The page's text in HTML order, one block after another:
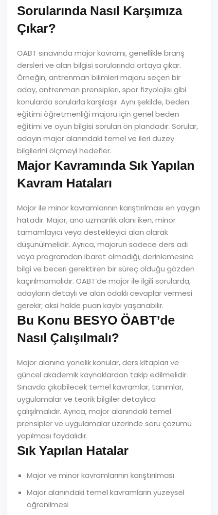
Sorularında Nasıl Karşımıza
Çıkar?
ÖABT sınavında major kavramı, genellikle branş
dersleri ve alan bilgisi sorularında ortaya çıkar.
Örneğin, antrenman bilimleri majoru seçen bir
aday, antrenman prensipleri, spor fizyolojisi gibi
konularda sorularla karşılaşır. Aynı şekilde, beden
eğitimi öğretmenliği majoru için genel beden
eğitimi ve oyun bilgisi soruları ön plandadır. Sorular,
adayın major alanındaki temel ve ileri düzey
bilgilerini ölçmeyi hedefler.
Major Kavramında Sık Yapılan
Kavram Hataları
Major ile minor kavramlarının karıştırılması en yaygın
hatadır. Major, ana uzmanlık alanı iken, minor
tamamlayıcı veya destekleyici alan olarak
düşünülmelidir. Ayrıca, majorun sadece ders adı
veya programdan ibaret olmadığı, derinlemesine
bilgi ve beceri gerektiren bir süreç olduğu gözden
kaçırılmamalıdır. ÖABT’de major ile ilgili sorularda,
adayların detaylı ve alan odaklı cevaplar vermesi
gerekir; aksi halde puan kaybı yaşanabilir.
Bu Konu BESYO ÖABT’de
Nasıl Çalışılmalı?
Major alanına yönelik konular, ders kitapları ve
güncel akademik kaynaklardan takip edilmelidir.
Sınavda çıkabilecek temel kavramlar, tanımlar,
uygulamalar ve teorik bilgiler detaylıca
çalışılmalıdır. Ayrıca, major alanındaki temel
prensipler ve uygulamalar üzerinde soru çözümü
yapılması faydalıdır.
Sık Yapılan Hatalar
Major ve minor kavramlarının karıştırılması
Major alanındaki temel kavramların yüzeysel
öğrenilmesi